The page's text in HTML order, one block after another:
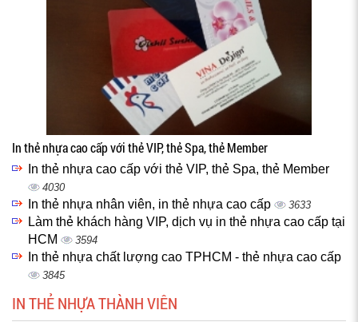
In thẻ nhựa cao cấp với thẻ VIP, thẻ Spa, thẻ Member
In thẻ nhựa cao cấp với thẻ VIP, thẻ Spa, thẻ Member
4030
In thẻ nhựa nhân viên, in thẻ nhựa cao cấp 3633
Làm thẻ khách hàng VIP, dịch vụ in thẻ nhựa cao cấp tại
HCM
3594
In thẻ nhựa chất lượng cao TPHCM - thẻ nhựa cao cấp
3845
IN THẺ NHỰA THÀNH VIÊN